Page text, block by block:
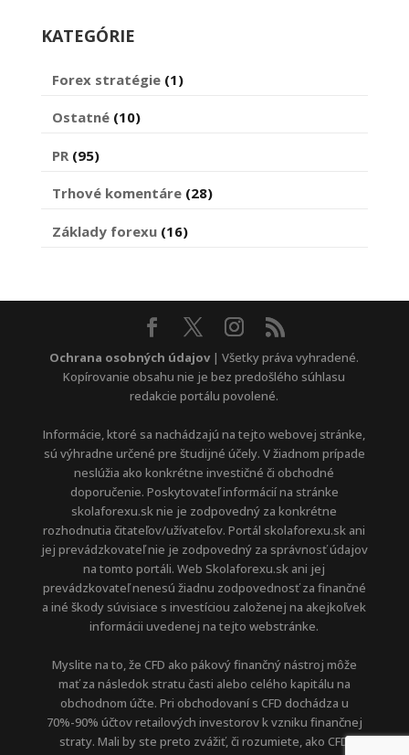
KATEGÓRIE
Forex stratégie(1)
Ostatné(10)
PR(95)
Trhové komentáre(28)
Základy forexu(16)
Ochrana osobných údajov | Všetky práva vyhradené.
Kopírovanie obsahu nie je bez predošlého súhlasu
redakcie portálu povolené.
Informácie, ktoré sa nachádzajú na tejto webovej stránke,
sú výhradne určené pre študijné účely. V žiadnom prípade
neslúžia ako konkrétne investičné či obchodné
doporučenie. Poskytovateľ informácií na stránke
skolaforexu.sk nie je zodpovedný za konkrétne
rozhodnutia čitateľov/užívateľov. Portál skolaforexu.sk ani
jej prevádzkovateľ nie je zodpovedný za správnosť údajov
na tomto portáli. Web Skolaforexu.sk ani jej
prevádzkovateľ nenesú žiadnu zodpovednosť za finančné
a iné škody súvisiace s investíciou založenej na akejkoľvek
informácii uvedenej na tejto webstránke.
Myslite na to, že CFD ako pákový finančný nástroj môže
mať za následok stratu časti alebo celého kapitálu na
obchodnom účte. Pri obchodovaní s CFD dochádza u
70%-90% účtov retailových investorov k vzniku finančnej
straty. Mali by ste preto zvážiť, či rozumiete, ako CFD